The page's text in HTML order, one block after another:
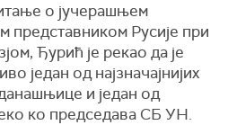
о јучерашњем
представником Русије при
Ђурић је рекао да је
један од најзначајнијих
и један од
ко председава СБ УН.